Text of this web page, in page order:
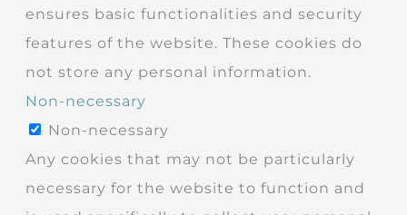
ensures basic functionalities and security
features of the website. These cookies do
not store any personal information.
Non-necessary
Non-necessary
Any cookies that may not be particularly
necessary for the website to function and